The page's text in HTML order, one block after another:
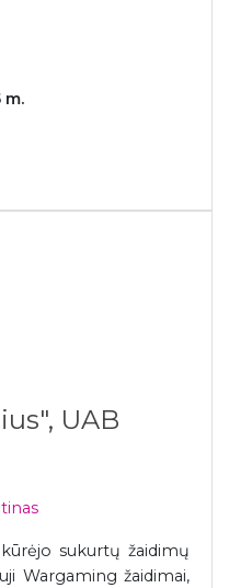
m.
UAB
sukurtų žaidimų
Wargaming žaidimai,